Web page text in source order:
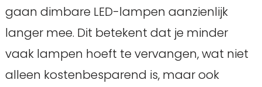
gaan dimbare LED-lampen aanzienlijk
langer mee. Dit betekent dat je minder
vaak lampen hoeft te vervangen, wat niet
alleen kostenbesparend is, maar ook